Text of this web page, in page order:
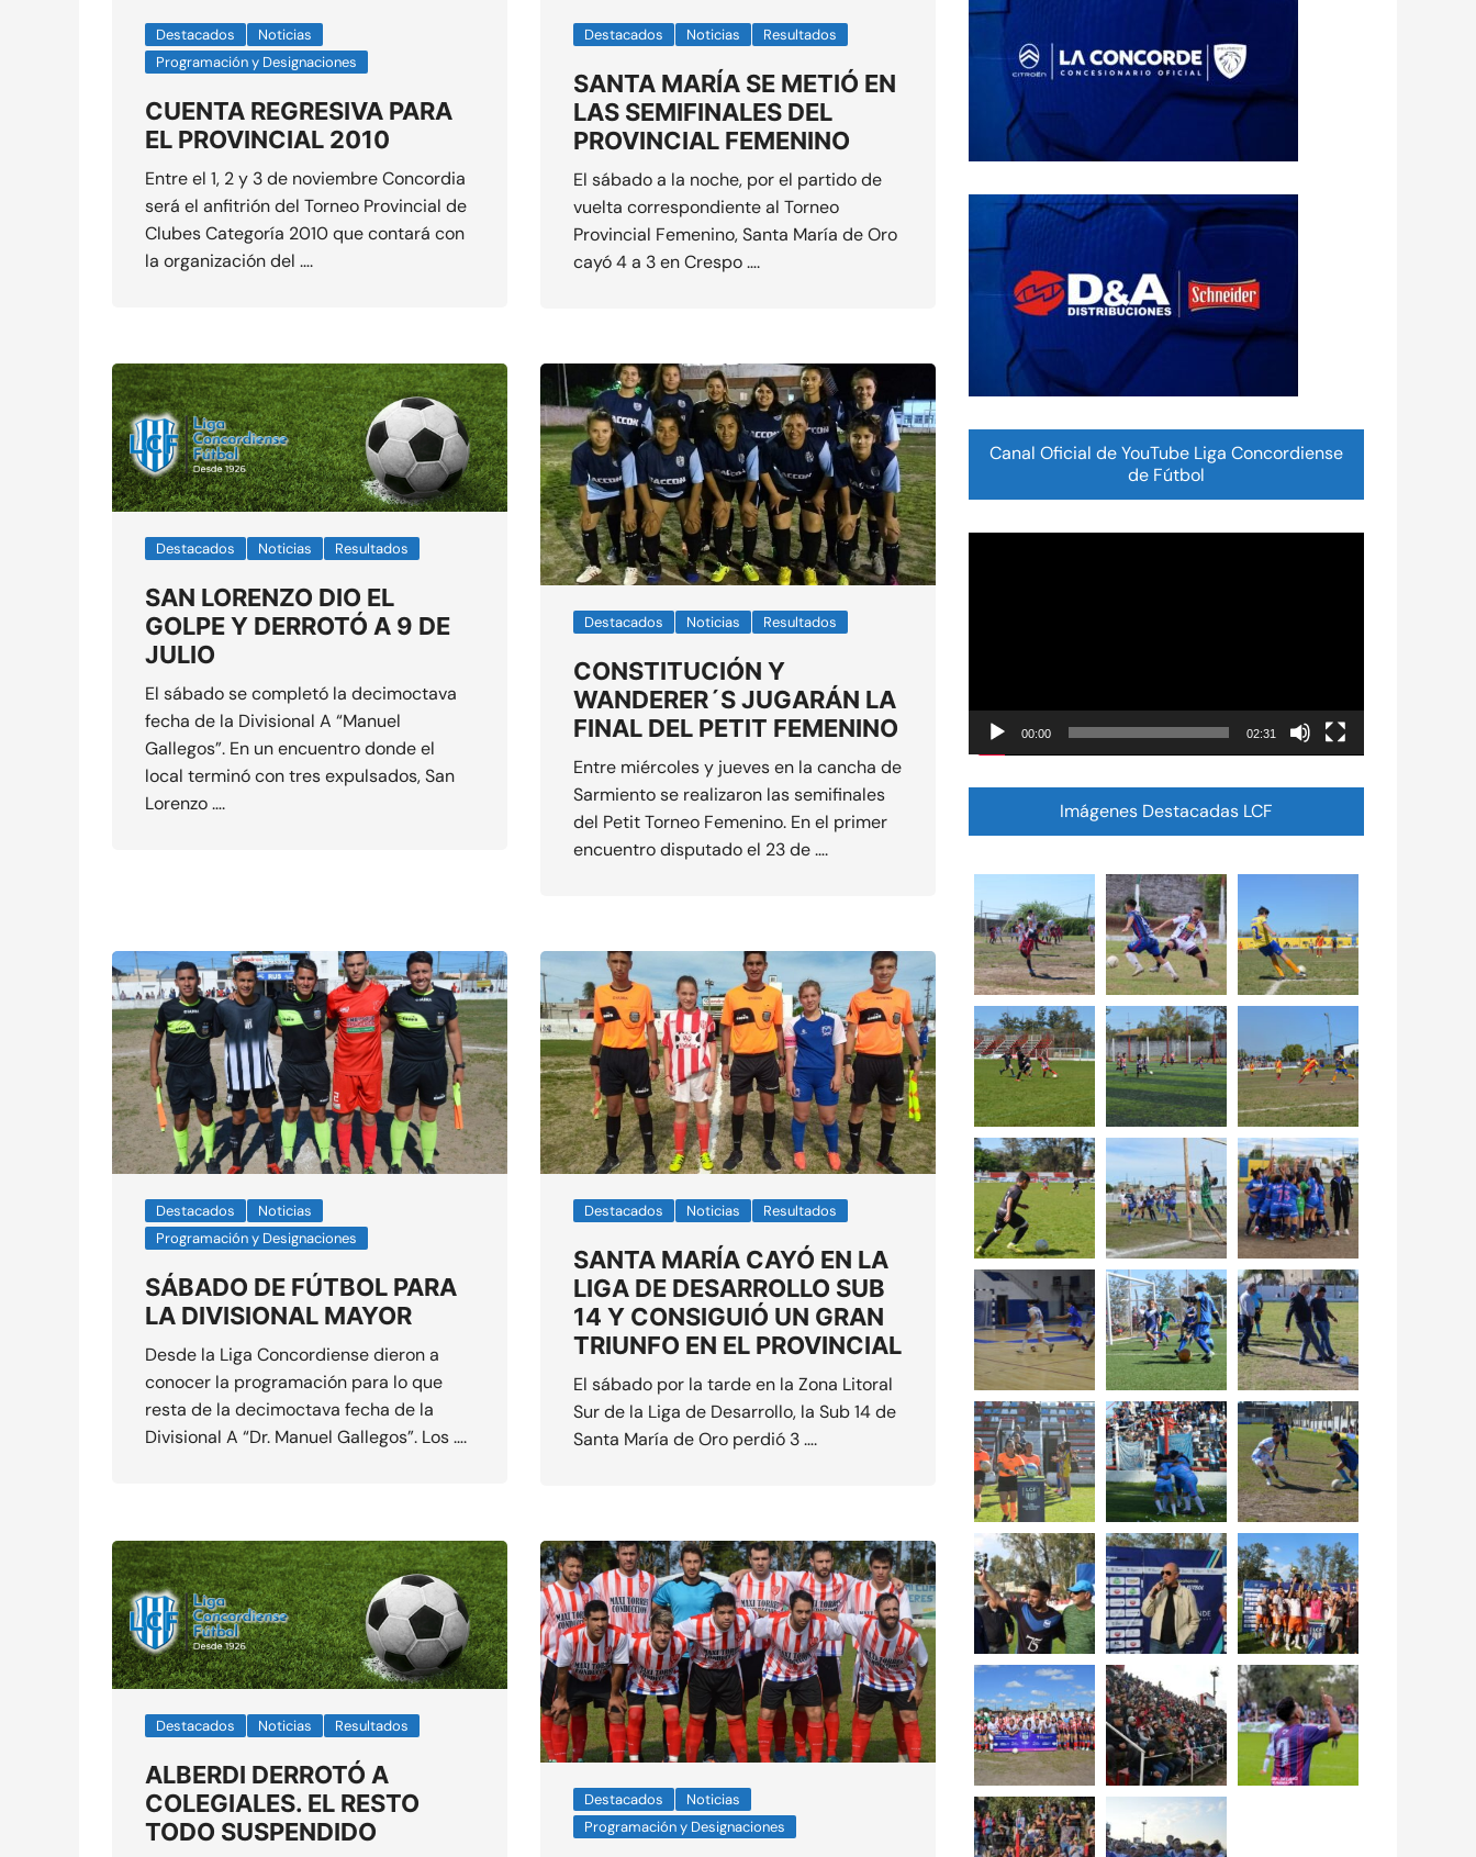
Destacados
Noticias
Programación y Designaciones
CUENTA REGRESIVA PARA
EL PROVINCIAL 2010
Entre el 1, 2 y 3 de noviembre Concordia
será el anfitrión del Torneo Provincial de
Clubes Categoría 2010 que contará con
la organización del ….
Destacados Noticias Resultados
SANTA MARÍA SE METIÓ EN
LAS SEMIFINALES DEL
PROVINCIAL FEMENINO
El sábado a la noche, por el partido de
vuelta correspondiente al Torneo
Provincial Femenino, Santa María de Oro
cayó 4 a 3 en Crespo ….
Destacados Noticias Resultados
SAN LORENZO DIO EL
GOLPE Y DERROTÓ A 9 DE
JULIO
El sábado se completó la decimoctava
fecha de la Divisional A “Manuel
Gallegos”. En un encuentro donde el
local terminó con tres expulsados, San
Lorenzo ….
Destacados Noticias Resultados
CONSTITUCIÓN Y
WANDERER´S JUGARÁN LA
FINAL DEL PETIT FEMENINO
Entre miércoles y jueves en la cancha de
Sarmiento se realizaron las semifinales
del Petit Torneo Femenino. En el primer
encuentro disputado el 23 de ….
Destacados
Noticias
Programación y Designaciones
SÁBADO DE FÚTBOL PARA
LA DIVISIONAL MAYOR
Desde la Liga Concordiense dieron a
conocer la programación para lo que
resta de la decimoctava fecha de la
Divisional A “Dr. Manuel Gallegos”. Los ….
Destacados Noticias Resultados
SANTA MARÍA CAYÓ EN LA
LIGA DE DESARROLLO SUB
14 Y CONSIGUIÓ UN GRAN
TRIUNFO EN EL PROVINCIAL
El sábado por la tarde en la Zona Litoral
Sur de la Liga de Desarrollo, la Sub 14 de
Santa María de Oro perdió 3 ….
Destacados Noticias Resultados
ALBERDI DERROTÓ A
COLEGIALES. EL RESTO
TODO SUSPENDIDO
Destacados
Noticias
Programación y Designaciones
Canal Oficial de YouTube Liga Concordiense
de Fútbol
00:00 02:31
Imágenes Destacadas LCF